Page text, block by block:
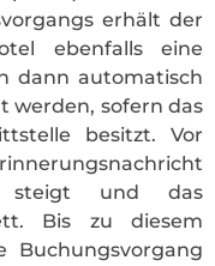
erhält der
ebenfalls eine
dann automatisch
werden, sofern das
besitzt. Vor
steigt und das
Bis zu diesem